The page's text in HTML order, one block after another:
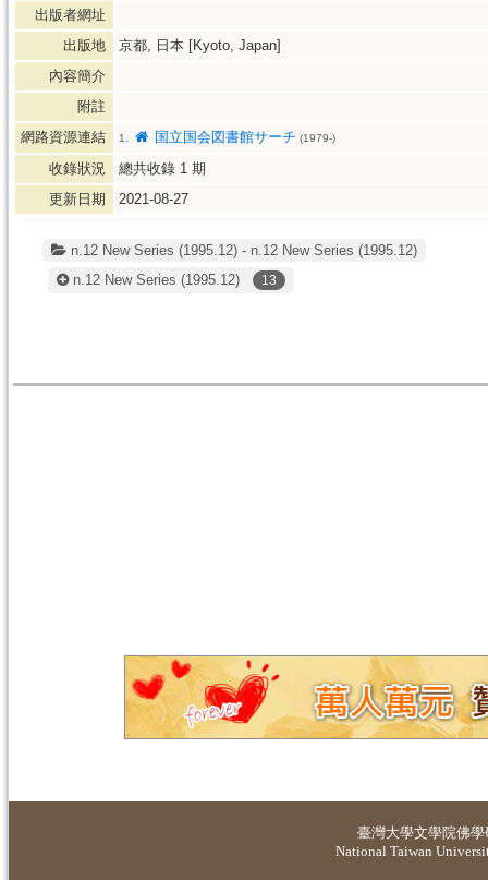
出版者網址
出版地
京都, 日本 [Kyoto, Japan]
內容簡介
附註
網路資源連結
1. 国立国会図書館サーチ (1979-)
收錄狀況 總共收錄 1 期
更新日期
2021-08-27
n.12 New Series (1995.12) - n.12 New Series (1995.12)
n.12 New Series (1995.12) 13
臺灣大學文學院佛
National Taiwan